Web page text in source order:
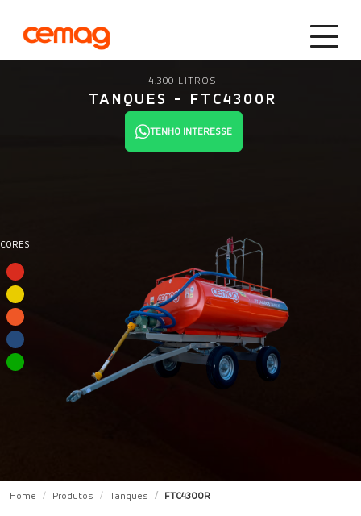
4.300 LITROS
TANQUES - FTC4300R
TENHO INTERESSE
CORES
Home Produtos Tanques FTC4300R